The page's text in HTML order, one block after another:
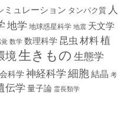
ミュレーション タンパク質 人
地学 地球惑星科学 地震 天文学
数学 数理科学 昆虫 材料植
境生きもの 生態学
科学神経科学細胞結晶 考
伝学 量子論 霊長類学